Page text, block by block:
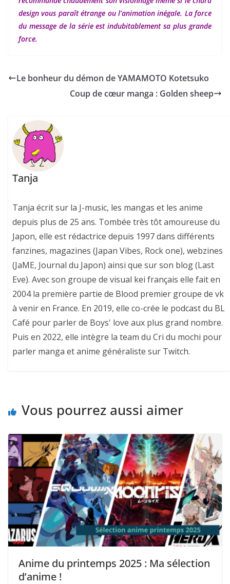
design vous paraît étrange ou l’animation inégale. La force
du message de la série est indubitablement sa plus grande
force.
Le bonheur du démon de YAMAMOTO Kotetsuko
Coup de cœur manga : Golden sheep
Tanja
Tanja écrit sur la J-music, les mangas et les anime
depuis plus de 25 ans. Tombée très tôt amoureuse du
Japon, elle est rédactrice depuis 1997 dans différents
fanzines, magazines (Japan Vibes, Rock one), webzines
(JaME, Journal du Japon) ainsi que sur son blog (Last
Eve). Avec son groupe de visual kei français elle fait en
2004 la première partie de Blood premier groupe de vk
à venir en France. En 2019, elle co-crée le podcast du BL
Café pour parler de Boys' love aux plus grand nombre.
Puis en 2022, elle intègre la team du Cri du mochi pour
parler manga et anime généraliste sur Twitch.
Vous pourrez aussi aimer
Anime du printemps 2025 : Ma sélection
d’anime !